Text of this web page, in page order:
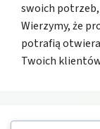
swoich
Wierzymy, że
potrafią
Twoich